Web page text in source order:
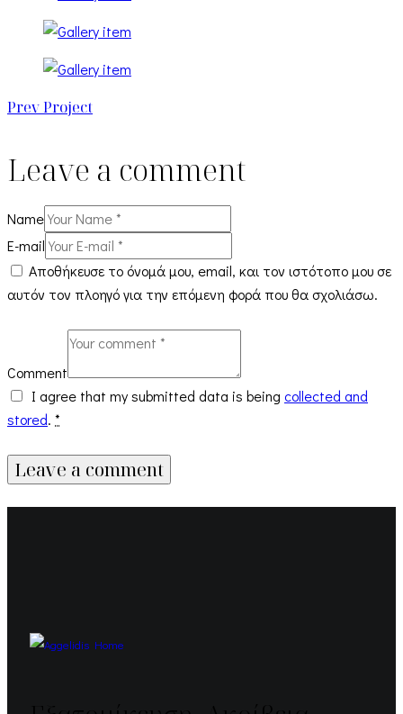
Prev Project
Leave a comment
Name
E-mail
Αποθήκευσε το όνομά μου, email, και τον ιστότοπο μου σε
αυτόν τον πλοηγό για την επόμενη φορά που θα σχολιάσω.
Comment
I agree that my submitted data is being collected and
stored. *